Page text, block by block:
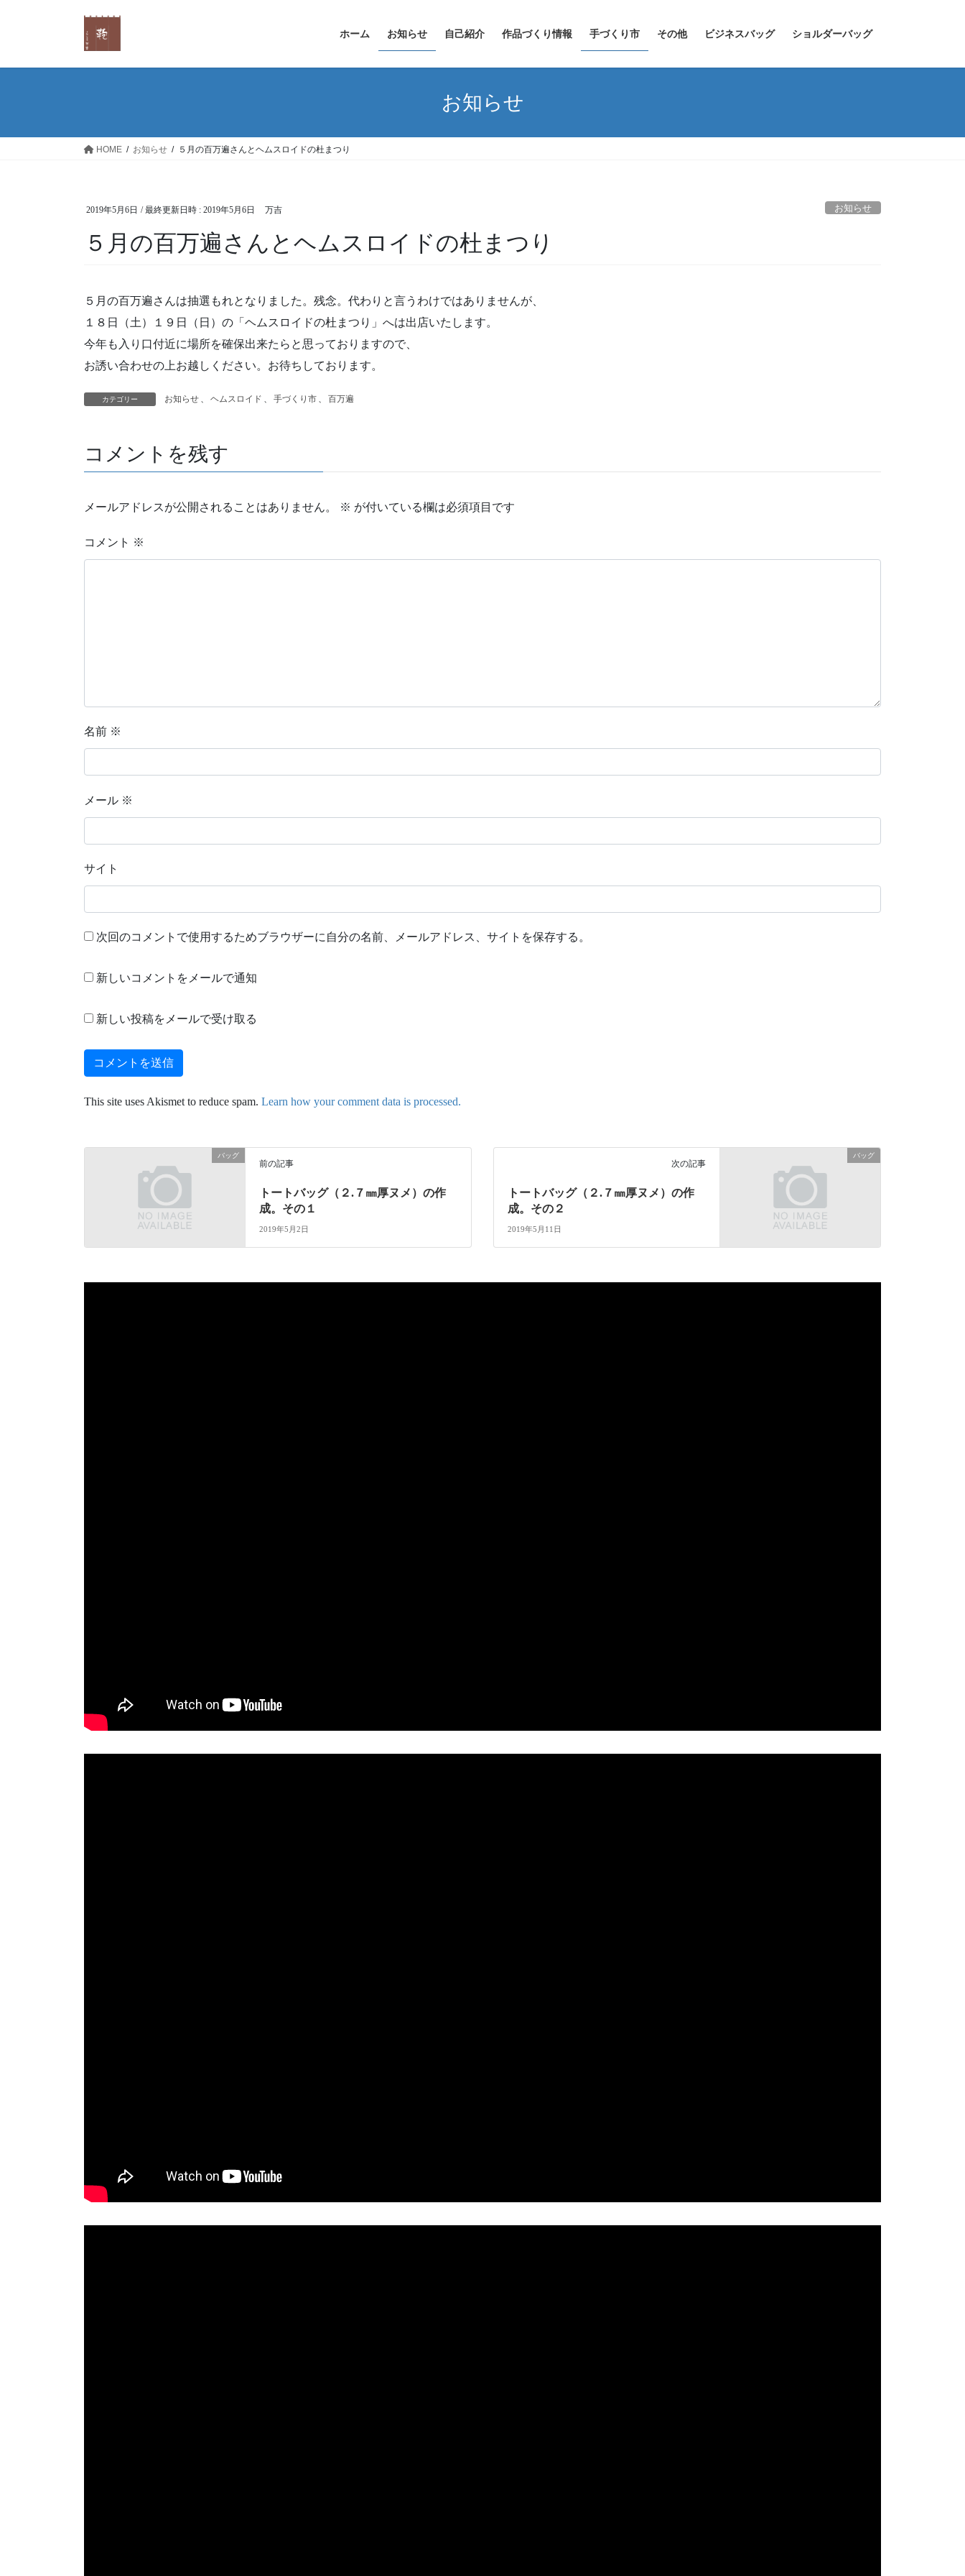
ホーム お知らせ 自己紹介 作品づくり情報 手づくり市 その他 ビジネスバッグ ショルダーバッグ
お知らせ
HOME お知らせ ５月の百万遍さんとヘムスロイドの杜まつり
2019年5月6日 / 最終更新日時 : 2019年5月6日 万吉 お知らせ
５月の百万遍さんとヘムスロイドの杜まつり
５月の百万遍さんは抽選もれとなりました。残念。代わりと言うわけではありませんが、
１８日（土）１９日（日）の「ヘムスロイドの杜まつり」へは出店いたします。
今年も入り口付近に場所を確保出来たらと思っておりますので、
お誘い合わせの上お越しください。お待ちしております。
カテゴリー お知らせ 、 ヘムスロイド 、 手づくり市 、 百万遍
コメントを残す
メールアドレスが公開されることはありません。 ※ が付いている欄は必須項目です
コメント ※
名前 ※
メール ※
サイト
次回のコメントで使用するためブラウザーに自分の名前、メールアドレス、サイトを保存する。
新しいコメントをメールで通知
新しい投稿をメールで受け取る
This site uses Akismet to reduce spam. Learn how your comment data is processed.
バッグ
前の記事
トートバッグ（２.７㎜厚ヌメ）の作
成。その１
2019年5月2日
バッグ
次の記事
トートバッグ（２.７㎜厚ヌメ）の作
成。その２
2019年5月11日